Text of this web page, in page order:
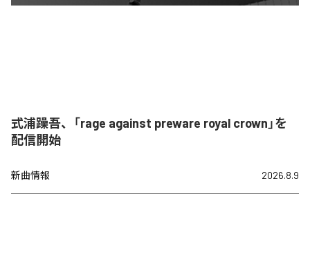
式浦躁吾、「rage against preware royal crown」を
配信開始
新曲情報 2026.8.9